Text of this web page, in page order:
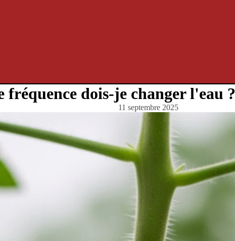
fréquence dois-je changer l'eau ?
11 septembre 2025